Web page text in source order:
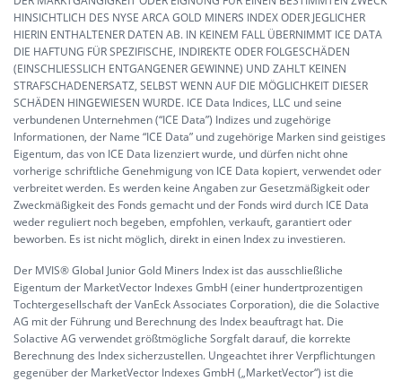
HINSICHTLICH DES NYSE ARCA GOLD MINERS INDEX ODER JEGLICHER
HIERIN ENTHALTENER DATEN AB. IN KEINEM FALL ÜBERNIMMT ICE DATA
DIE HAFTUNG FÜR SPEZIFISCHE, INDIREKTE ODER FOLGESCHÄDEN
(EINSCHLIESSLICH ENTGANGENER GEWINNE) UND ZAHLT KEINEN
STRAFSCHADENERSATZ, SELBST WENN AUF DIE MÖGLICHKEIT DIESER
SCHÄDEN HINGEWIESEN WURDE. ICE Data Indices, LLC und seine
verbundenen Unternehmen (“ICE Data”) Indizes und zugehörige
Informationen, der Name “ICE Data” und zugehörige Marken sind geistiges
Eigentum, das von ICE Data lizenziert wurde, und dürfen nicht ohne
vorherige schriftliche Genehmigung von ICE Data kopiert, verwendet oder
verbreitet werden. Es werden keine Angaben zur Gesetzmäßigkeit oder
Zweckmäßigkeit des Fonds gemacht und der Fonds wird durch ICE Data
weder reguliert noch begeben, empfohlen, verkauft, garantiert oder
beworben. Es ist nicht möglich, direkt in einen Index zu investieren.
Der MVIS® Global Junior Gold Miners Index ist das ausschließliche
Eigentum der MarketVector Indexes GmbH (einer hundertprozentigen
Tochtergesellschaft der VanEck Associates Corporation), die die Solactive
AG mit der Führung und Berechnung des Index beauftragt hat. Die
Solactive AG verwendet größtmögliche Sorgfalt darauf, die korrekte
Berechnung des Index sicherzustellen. Ungeachtet ihrer Verpflichtungen
gegenüber der MarketVector Indexes GmbH („MarketVector“) ist die